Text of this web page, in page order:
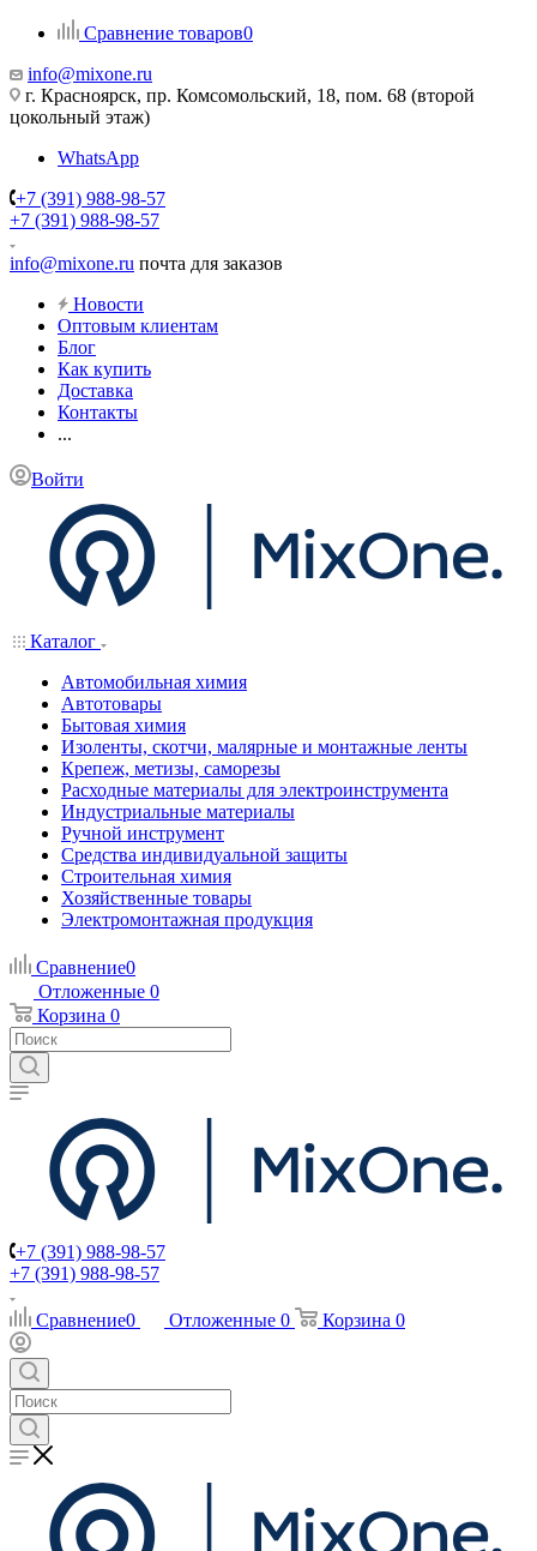
Сравнение товаров0
info@mixone.ru
г. Красноярск, пр. Комсомольский, 18, пом. 68 (второй
цокольный этаж)
WhatsApp
+7 (391) 988-98-57
+7 (391) 988-98-57
info@mixone.ru почта для заказов
Новости
Оптовым клиентам
Блог
Как купить
Доставка
Контакты
...
Войти
Каталог
Автомобильная химия
Автотовары
Бытовая химия
Изоленты, скотчи, малярные и монтажные ленты
Крепеж, метизы, саморезы
Расходные материалы для электроинструмента
Индустриальные материалы
Ручной инструмент
Средства индивидуальной защиты
Строительная химия
Хозяйственные товары
Электромонтажная продукция
Сравнение0
Отложенные 0
Корзина 0
+7 (391) 988-98-57
+7 (391) 988-98-57
Сравнение0 Отложенные 0 Корзина 0